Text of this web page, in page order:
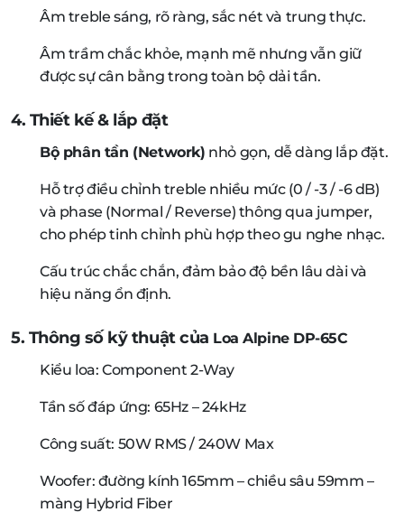
Âm treble sáng, rõ ràng, sắc nét và trung thực.
Âm trầm chắc khỏe, mạnh mẽ nhưng vẫn giữ
được sự cân bằng trong toàn bộ dải tần.
4. Thiết kế & lắp đặt
Bộ phân tần (Network) nhỏ gọn, dễ dàng lắp đặt.
Hỗ trợ điều chỉnh treble nhiều mức (0 / -3 / -6 dB)
và phase (Normal / Reverse) thông qua jumper,
cho phép tinh chỉnh phù hợp theo gu nghe nhạc.
Cấu trúc chắc chắn, đảm bảo độ bền lâu dài và
hiệu năng ổn định.
5. Thông số kỹ thuật của Loa Alpine DP-65C
Kiểu loa: Component 2-Way
Tần số đáp ứng: 65Hz – 24kHz
Công suất: 50W RMS / 240W Max
Woofer: đường kính 165mm – chiều sâu 59mm –
màng Hybrid Fiber